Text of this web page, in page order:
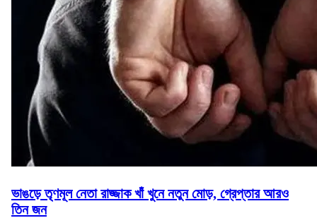
ভাঙড়ে তৃণমূল নেতা রাজ্জাক খাঁ খুনে নতুন মোড়, গ্রেপ্তার আরও
তিন জন